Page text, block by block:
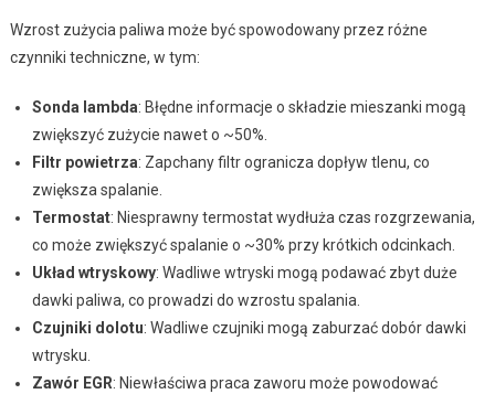
Wzrost zużycia paliwa może być spowodowany przez różne
czynniki techniczne, w tym:
Sonda lambda: Błędne informacje o składzie mieszanki mogą
zwiększyć zużycie nawet o ~50%.
Filtr powietrza: Zapchany filtr ogranicza dopływ tlenu, co
zwiększa spalanie.
Termostat: Niesprawny termostat wydłuża czas rozgrzewania,
co może zwiększyć spalanie o ~30% przy krótkich odcinkach.
Układ wtryskowy: Wadliwe wtryski mogą podawać zbyt duże
dawki paliwa, co prowadzi do wzrostu spalania.
Czujniki dolotu: Wadliwe czujniki mogą zaburzać dobór dawki
wtrysku.
Zawór EGR: Niewłaściwa praca zaworu może powodować